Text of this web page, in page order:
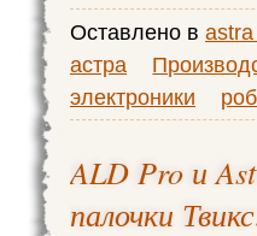
Оставлено в
астра
электроники
ALD Pro и
палочки